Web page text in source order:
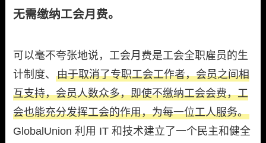
无需缴纳工会月费。
可以毫不夸张地说，工会月费是工会全职雇员的生
计制度、由于取消了专职工会工作者，会员之间相
互支持，会员人数众多，即使不缴纳工会会费，工
会也能充分发挥工会的作用，为每一位工人服务。
GlobalUnion 利用 IT 和技术建立了一个民主和健全